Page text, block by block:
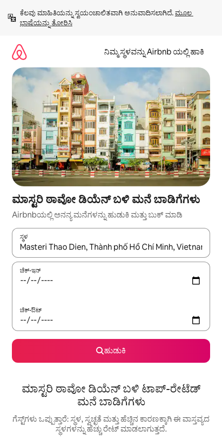
ಹೋಗಿ
ಕೆಲವು ಮಾಹಿತಿಯನ್ನು ಸ್ವಯಂಚಾಲಿತವಾಗಿ ಅನುವಾದಿಸಲಾಗಿದೆ. ಮೂಲ
ಭಾಷೆಯನ್ನು ತೋರಿಸಿ
ನಿಮ್ಮ ಸ್ಥಳವನ್ನು Airbnb ಯಲ್ಲಿ ಹಾಕಿ
ಮಾಸ್ಟರಿ ಠಾವೋ ಡಿಯೆನ್ ಬಳಿ ಮನೆ ಬಾಡಿಗೆಗಳು
Airbnbಯಲ್ಲಿ ಅನನ್ಯ ಮನೆಗಳನ್ನು ಹುಡುಕಿ ಮತ್ತು ಬುಕ್ ಮಾಡಿ
ಸ್ಥಳ
ಫಲಿತಾಂಶಗಳು ಲಭ್ಯವಿರುವಾಗ, ಅಪ್ ಮತ್ತು ಡೌನ್ ಬಾಣದ ಕೀಲಿಗಳೊಂದಿಗೆ
ಚೆಕ್-ಇನ್
ಚೆಕ್-ಔಟ್
ಹುಡುಕಿ
ಮಾಸ್ಟರಿ ಠಾವೋ ಡಿಯೆನ್ ಬಳಿ ಟಾಪ್-ರೇಟೆಡ್
ಮನೆ ಬಾಡಿಗೆಗಳು
ಗೆಸ್ಟ್‌ಗಳು ಒಪ್ಪುತ್ತಾರೆ: ಸ್ಥಳ, ಸ್ವಚ್ಛತೆ ಮತ್ತು ಹೆಚ್ಚಿನ ಕಾರಣಕ್ಕಾಗಿ ಈ ವಾಸ್ತವ್ಯದ
ಸ್ಥಳಗಳನ್ನು ಹೆಚ್ಚು ರೇಟ್ ಮಾಡಲಾಗುತ್ತದೆ.